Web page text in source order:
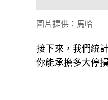
圖片提供：馬哈
接下來，我們統
你能承擔多大停